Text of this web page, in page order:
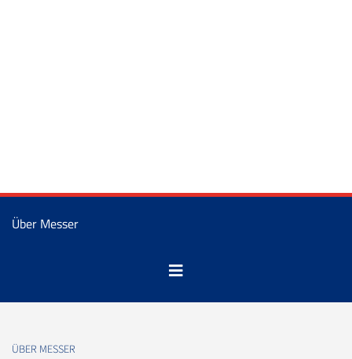
Über Messer
ÜBER MESSER